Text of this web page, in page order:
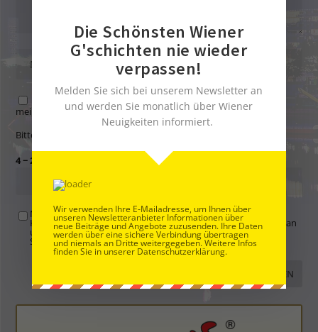
Name, E-Mail-Adresse und Website in diesem Browser für
meinen nächsten Kommentar speichern.
Bitte gib eine Antwort in Ziffern ein:
4 − 2 =
Mit der Nutzung dieses Formulars übertragen Sie Ihren
Kommentar, Name, Email und IP-Adresse (und ev. Webseite) an
uns und erklären sich einverstanden, dass diese auf unserem
Server gespeichert werden. SieheDatenschutzbelehrung
Die Schönsten Wiener
G'schichten nie wieder
verpassen!
Melden Sie sich bei unserem Newsletter an
und werden Sie monatlich über Wiener
Neuigkeiten informiert.
Wir verwenden Ihre E-Mailadresse, um Ihnen über
unseren Newsletteranbieter Informationen über
neue Beiträge und Angebote zuzusenden. Ihre Daten
werden über eine sichere Verbindung übertragen
und niemals an Dritte weitergegeben. Weitere Infos
finden Sie in unserer Datenschutzerklärung.